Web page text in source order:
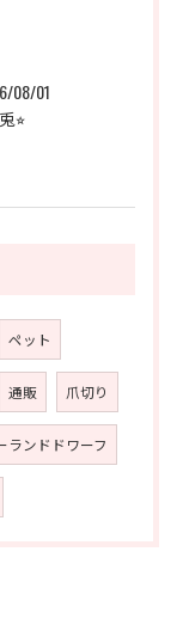
08/01
⭐︎
ペット
通販 爪切り
ランドドワーフ